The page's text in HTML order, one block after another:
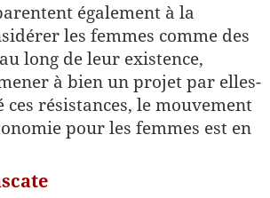
également à la
les femmes comme des
long de leur existence,
à bien un projet par elles-
ces résistances, le mouvement
pour les femmes est en